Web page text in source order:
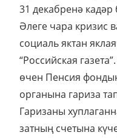
31 декабренә
Әлеге чара кризис
социаль яктан
“Российская
өчен Пенсия
органына гариза
Гаризаны
затның счетына